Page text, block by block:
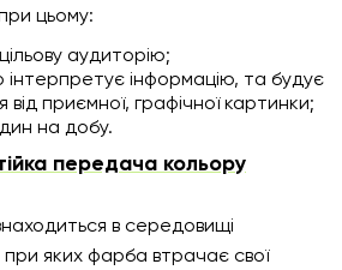
цьому:
аудиторію;
інтерпретує інформацію, та будує
приємної, графічної картинки;
на добу.
передача кольору
в середовищі
при яких фарба втрачає свої